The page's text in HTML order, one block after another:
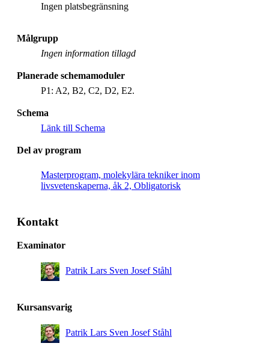
Ingen platsbegränsning
Målgrupp
Ingen information tillagd
Planerade schemamoduler
P1: A2, B2, C2, D2, E2.
Schema
Länk till Schema
Del av program
Masterprogram, molekylära tekniker inom
livsvetenskaperna, åk 2, Obligatorisk
Kontakt
Examinator
Patrik Lars Sven Josef Ståhl
Kursansvarig
Patrik Lars Sven Josef Ståhl